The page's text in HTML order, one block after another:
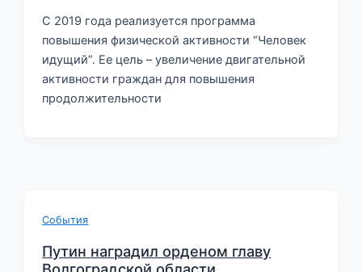
С 2019 года реализуется программа
повышения физической активности “Человек
идущий”. Ее цель – увеличение двигательной
активности граждан для повышения
продолжительности
События
Путин наградил орденом главу